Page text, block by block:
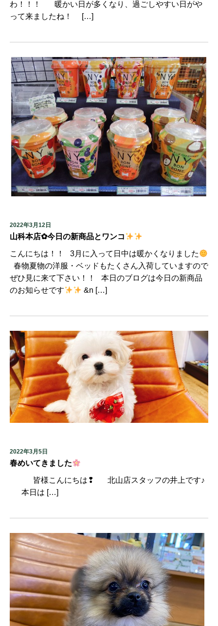
わ！！！ 暖かい日が多くなり、過ごしやすい日がや
って来ましたね！ […]
2022年3月12日
山科本店✿今日の新商品とワンコ
こんにちは！！ 3月に入って日中は暖かくなりました
春物夏物の洋服・ベッドもたくさん入荷していますので
ぜひ見に来て下さい！！ 本日のブログは今日の新商品
のお知らせです
&n […]
2022年3月5日
春めいてきました
皆様こんにちは❢ 北山店スタッフの井上です♪
本日は […]